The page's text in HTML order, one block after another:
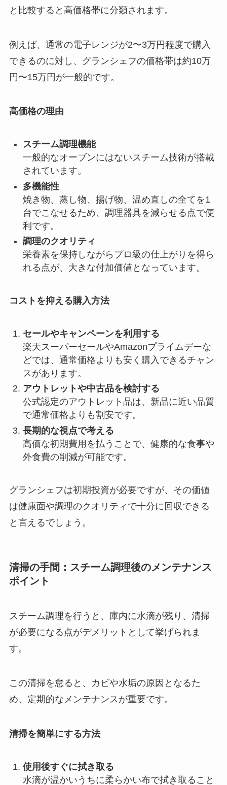
と比較すると高価格帯に分類されます。
例えば、通常の電子レンジが2〜3万円程度で購入
できるのに対し、グランシェフの価格帯は約10万
円〜15万円が一般的です。
高価格の理由
スチーム調理機能
一般的なオーブンにはないスチーム技術が搭載
されています。
多機能性
焼き物、蒸し物、揚げ物、温め直しの全てを1
台でこなせるため、調理器具を減らせる点で便
利です。
調理のクオリティ
栄養素を保持しながらプロ級の仕上がりを得ら
れる点が、大きな付加価値となっています。
コストを抑える購入方法
セールやキャンペーンを利用する
楽天スーパーセールやAmazonプライムデーな
どでは、通常価格よりも安く購入できるチャン
スがあります。
アウトレットや中古品を検討する
公式認定のアウトレット品は、新品に近い品質
で通常価格よりも割安です。
長期的な視点で考える
高価な初期費用を払うことで、健康的な食事や
外食費の削減が可能です。
グランシェフは初期投資が必要ですが、その価値
は健康面や調理のクオリティで十分に回収できる
と言えるでしょう。
清掃の手間：スチーム調理後のメンテナンス
ポイント
スチーム調理を行うと、庫内に水滴が残り、清掃
が必要になる点がデメリットとして挙げられま
す。
この清掃を怠ると、カビや水垢の原因となるた
め、定期的なメンテナンスが重要です。
清掃を簡単にする方法
使用後すぐに拭き取る
水滴が温かいうちに柔らかい布で拭き取ること